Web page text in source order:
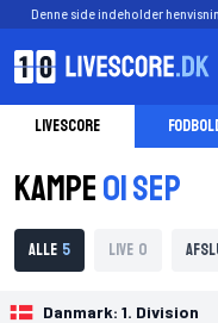
Denne side indeholder
LIVESCORE
Kampe01 Sep
Alle Live
Danmark: 1. Division